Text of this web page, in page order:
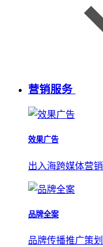
营销服务
效果广告
出入海跨媒体营销
品牌全案
品牌传播推广策划